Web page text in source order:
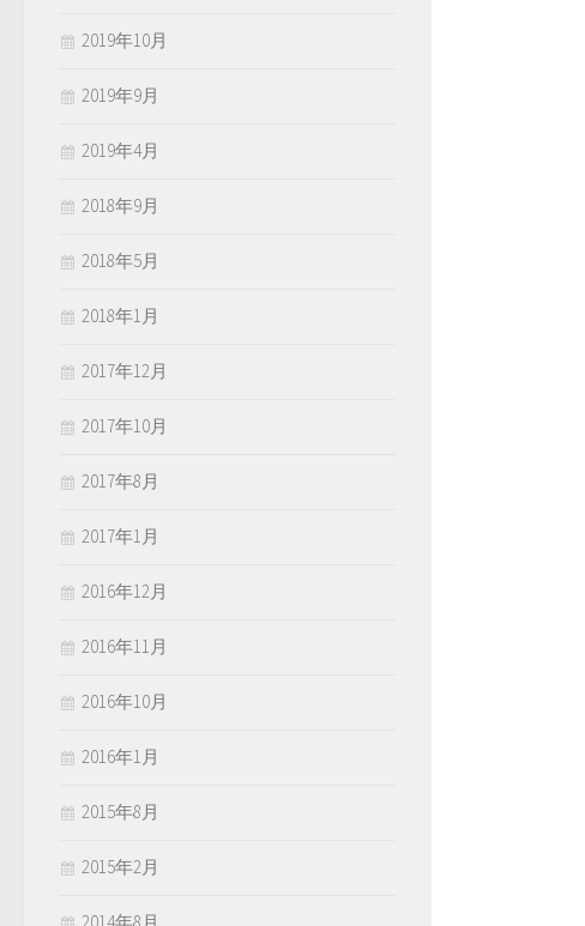
2019年10月
2019年9月
2019年4月
2018年9月
2018年5月
2018年1月
2017年12月
2017年10月
2017年8月
2017年1月
2016年12月
2016年11月
2016年10月
2016年1月
2015年8月
2015年2月